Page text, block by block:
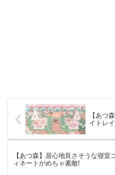
【あつ
イトレ
【あつ森】居心地良さそうな寝室
ィネートがめちゃ素敵!